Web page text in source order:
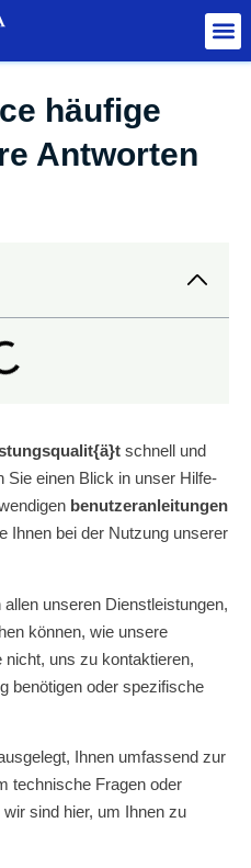
häufige
Antworten
schnell und
Sie einen Blick in unser Hilfe-
benutzeranleitungen
Ihnen bei der Nutzung unserer
allen unseren Dienstleistungen,
können, wie unsere
uns zu kontaktieren,
benötigen oder spezifische
Ihnen umfassend zur
technische Fragen oder
sind hier, um Ihnen zu